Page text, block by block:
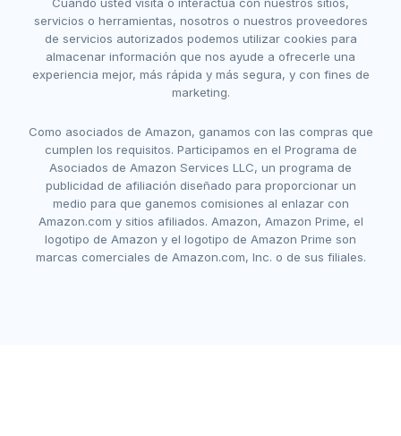
servicios o herramientas, nosotros o nuestros proveedores
de servicios autorizados podemos utilizar cookies para
almacenar información que nos ayude a ofrecerle una
experiencia mejor, más rápida y más segura, y con fines de
marketing.
Como asociados de Amazon, ganamos con las compras que
cumplen los requisitos. Participamos en el Programa de
Asociados de Amazon Services LLC, un programa de
publicidad de afiliación diseñado para proporcionar un
medio para que ganemos comisiones al enlazar con
Amazon.com y sitios afiliados. Amazon, Amazon Prime, el
logotipo de Amazon y el logotipo de Amazon Prime son
marcas comerciales de Amazon.com, Inc. o de sus filiales.